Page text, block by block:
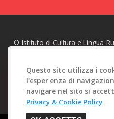
© Istituto di Cultura e Lingua
Questo sito utilizza i
l'esperienza di
navigare nel sito si
Privacy & Cookie Policy